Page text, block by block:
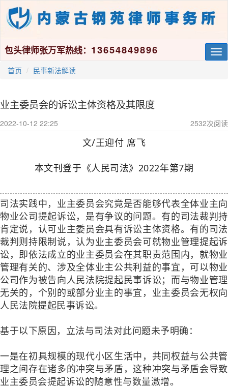
包头律师张万军热线： 13654849896
首页 民事新法解读
业主委员会的诉讼主体资格及其限度
2022-10-12 22:25 2532次阅读
文/王迎付 席飞
本文刊登于《人民司法》2022年第7期
司法实践中，业主委员会究竟是否能够代表全体业主向
物业公司提起诉讼，是有争议的问题。有的司法裁判持
肯定说，认可业主委员会具有诉讼主体资格。有的司法
裁判则持限制说，认为业主委员会可就物业管理提起诉
讼，即依法成立的业主委员会在其职责范围内，就物业
管理有关的、涉及全体业主公共利益的事宜，可以物业
公司作为被告向人民法院提起民事诉讼；而与物业管理
无关的，个别的或部分业主的事宜，业主委员会无权向
人民法院提起民事诉讼。
基于以下原因，立法与司法对此问题未予明确：
一是在初具规模的现代小区生活中，共同权益与公共管
理之间存在诸多的冲突与矛盾，这种冲突与矛盾会导致
业主委员会提起诉讼的随意性与数量激增。